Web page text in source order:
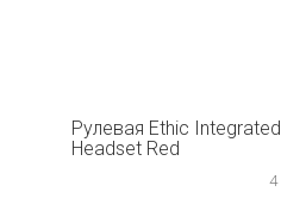
Рулевая Ethic Integrated
Headset Red
4